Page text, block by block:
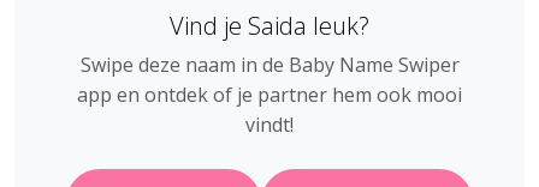
Vind je Saida leuk?
Swipe deze naam in de Baby Name Swiper
app en ontdek of je partner hem ook mooi
vindt!